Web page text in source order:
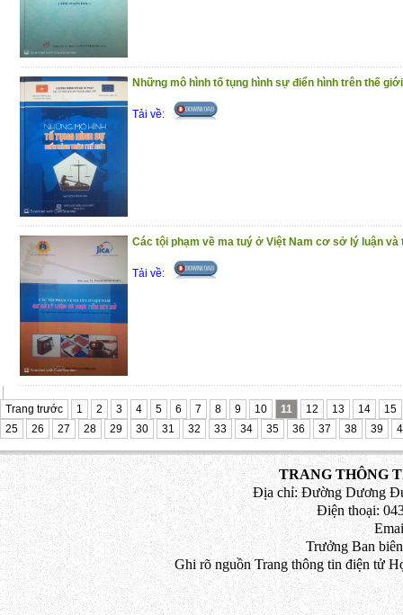
Những mô hình tố tụng hình sự điển hình trên thế giới
Tải về:
Các tội phạm về ma tuý ở Việt Nam cơ sở lý luận
Tải về:
Trang trước 1 2 3 4 5 6 7 8 9 10 11 12 13 14
15
25
26 27 28 29 30 31 32 33 34 35 36 37 38 39
TRANG THÔNG
Địa chỉ: Đường Dương
Điện thoại:
Trưởng Ban
Ghi rõ nguồn Trang thông tin điện tử